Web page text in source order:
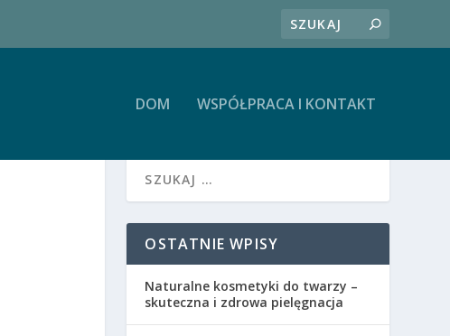
DOM WSPÓŁPRACA I KONTAKT
OSTATNIE WPISY
Naturalne kosmetyki do twarzy –
skuteczna i zdrowa pielęgnacja